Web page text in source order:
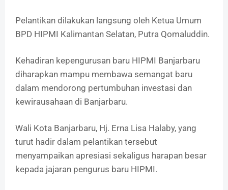
Pelantikan dilakukan langsung oleh Ketua Umum
BPD HIPMI Kalimantan Selatan, Putra Qomaluddin.
Kehadiran kepengurusan baru HIPMI Banjarbaru
diharapkan mampu membawa semangat baru
dalam mendorong pertumbuhan investasi dan
kewirausahaan di Banjarbaru.
Wali Kota Banjarbaru, Hj. Erna Lisa Halaby, yang
turut hadir dalam pelantikan tersebut
menyampaikan apresiasi sekaligus harapan besar
kepada jajaran pengurus baru HIPMI.